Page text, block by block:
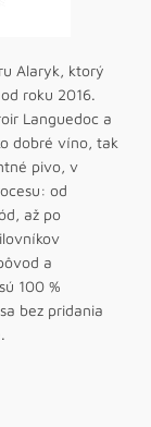
Alaryk, ktorý
roku 2016.
Languedoc a
dobré víno, tak
pivo, v
od
až po
a
100 %
bez pridania